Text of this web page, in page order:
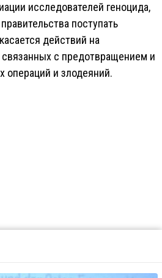
исследователей геноцида,
поступать
действий на
с предотвращением и
операций и злодеяний.